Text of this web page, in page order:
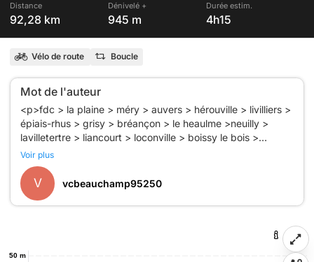
Distance
92,28 km
Dénivelé +
945 m
Durée estim.
4h15
Vélo de route Boucle
Mot de l'auteur
<p>fdc > la plaine > méry > auvers > hérouville > livilliers >
épiais-rhus > grisy > bréançon > le heaulme >neuilly >
lavilletertre > liancourt > loconville > boissy le bois >
bachivillers > fresneaux-monchevreuil > pouilly >
bléquencourt >haillancourt > ivry le temple > hénonville > le
christ d’haravilliers > grisy > gérocourt > génicourt >
ennery > pontoise > pierrelaye > fdc .</p>
Voir plus
V vcbeauchamp95250
50 m